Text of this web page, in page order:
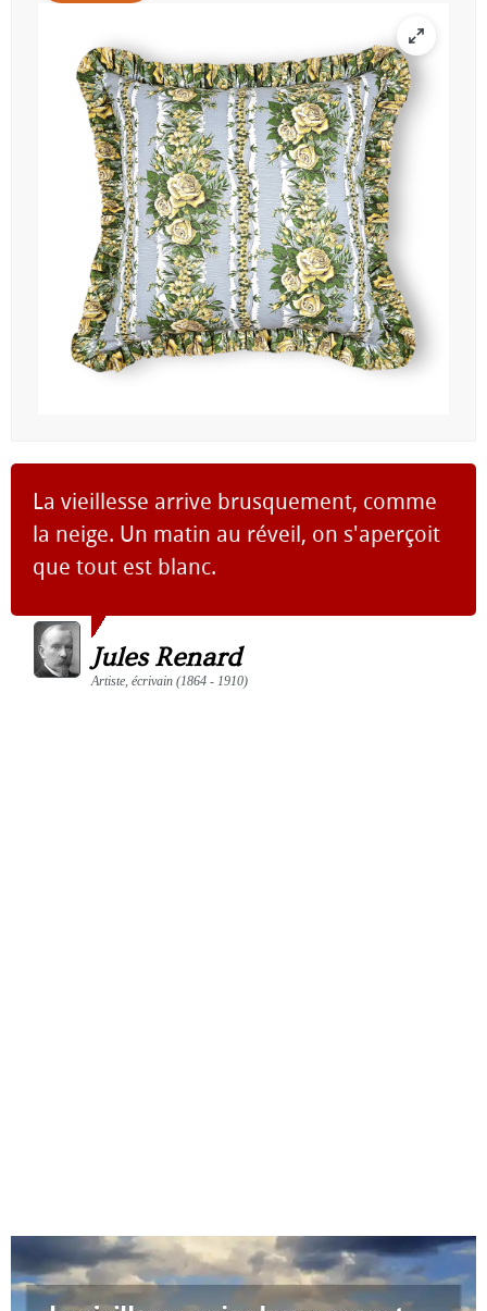
La vieillesse arrive brusquement, comme
la neige. Un matin au réveil, on s'aperçoit
que tout est blanc.
Jules Renard
Artiste, écrivain (1864 - 1910)